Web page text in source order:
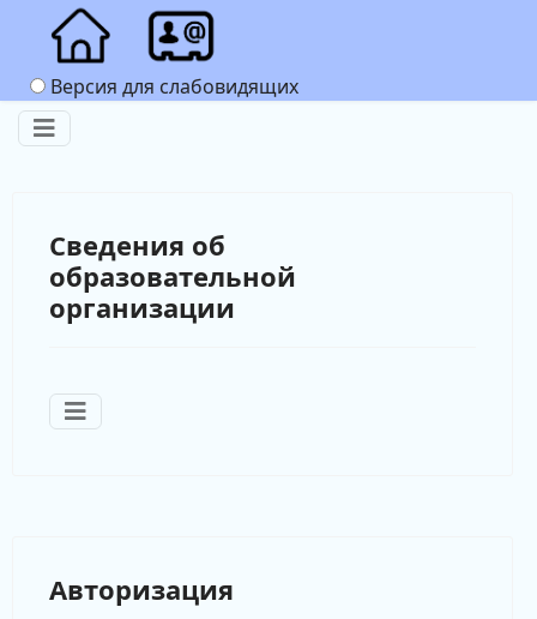
Версия для слабовидящих
Сведения об
образовательной
организации
Авторизация